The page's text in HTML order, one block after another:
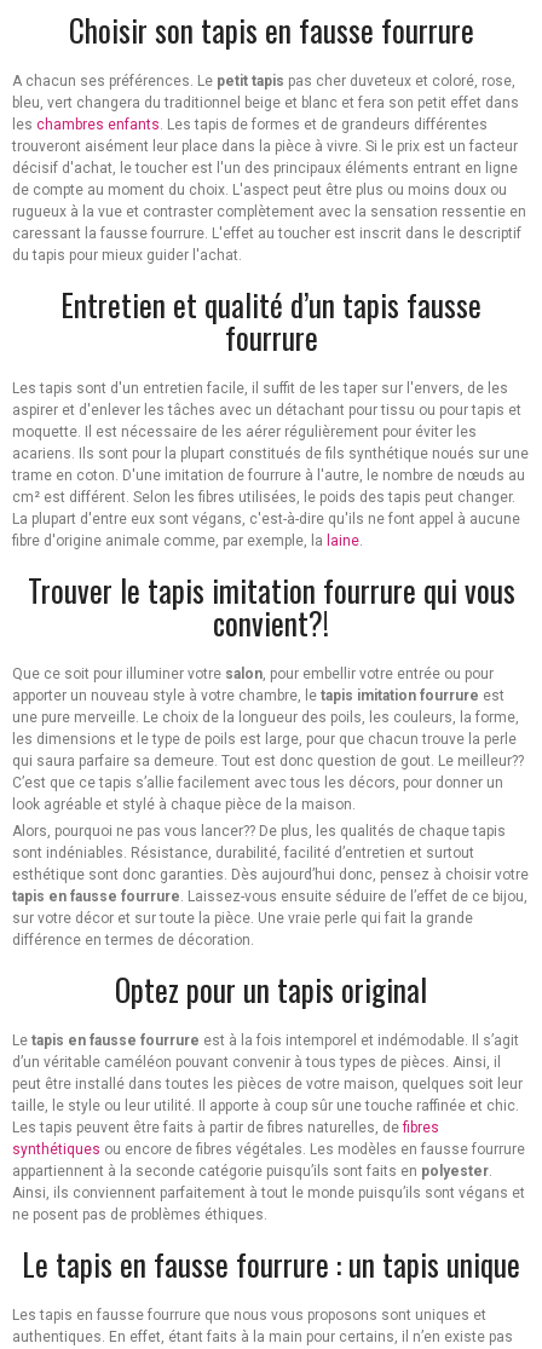
Choisir son tapis en fausse fourrure
A chacun ses préférences. Le petit tapis pas cher duveteux et coloré, rose,
bleu, vert changera du traditionnel beige et blanc et fera son petit effet dans
les chambres enfants. Les tapis de formes et de grandeurs différentes
trouveront aisément leur place dans la pièce à vivre. Si le prix est un facteur
décisif d'achat, le toucher est l'un des principaux éléments entrant en ligne
de compte au moment du choix. L'aspect peut être plus ou moins doux ou
rugueux à la vue et contraster complètement avec la sensation ressentie en
caressant la fausse fourrure. L'effet au toucher est inscrit dans le descriptif
du tapis pour mieux guider l'achat.
Entretien et qualité d’un tapis fausse
fourrure
Les tapis sont d'un entretien facile, il suffit de les taper sur l'envers, de les
aspirer et d'enlever les tâches avec un détachant pour tissu ou pour tapis et
moquette. Il est nécessaire de les aérer régulièrement pour éviter les
acariens. Ils sont pour la plupart constitués de fils synthétique noués sur une
trame en coton. D'une imitation de fourrure à l'autre, le nombre de nœuds au
cm² est différent. Selon les fibres utilisées, le poids des tapis peut changer.
La plupart d'entre eux sont végans, c'est-à-dire qu'ils ne font appel à aucune
fibre d'origine animale comme, par exemple, la laine.
Trouver le tapis imitation fourrure qui vous
convient?!
Que ce soit pour illuminer votre salon, pour embellir votre entrée ou pour
apporter un nouveau style à votre chambre, le tapis imitation fourrure est
une pure merveille. Le choix de la longueur des poils, les couleurs, la forme,
les dimensions et le type de poils est large, pour que chacun trouve la perle
qui saura parfaire sa demeure. Tout est donc question de gout. Le meilleur??
C’est que ce tapis s’allie facilement avec tous les décors, pour donner un
look agréable et stylé à chaque pièce de la maison.
Alors, pourquoi ne pas vous lancer?? De plus, les qualités de chaque tapis
sont indéniables. Résistance, durabilité, facilité d’entretien et surtout
esthétique sont donc garanties. Dès aujourd’hui donc, pensez à choisir votre
tapis en fausse fourrure. Laissez-vous ensuite séduire de l’effet de ce bijou,
sur votre décor et sur toute la pièce. Une vraie perle qui fait la grande
différence en termes de décoration.
Optez pour un tapis original
Le tapis en fausse fourrure est à la fois intemporel et indémodable. Il s’agit
d’un véritable caméléon pouvant convenir à tous types de pièces. Ainsi, il
peut être installé dans toutes les pièces de votre maison, quelques soit leur
taille, le style ou leur utilité. Il apporte à coup sûr une touche raffinée et chic.
Les tapis peuvent être faits à partir de fibres naturelles, defibres
synthétiques ou encore de fibres végétales. Les modèles en fausse fourrure
appartiennent à la seconde catégorie puisqu’ils sont faits en polyester.
Ainsi, ils conviennent parfaitement à tout le monde puisqu’ils sont végans et
ne posent pas de problèmes éthiques.
Le tapis en fausse fourrure : un tapis unique
Les tapis en fausse fourrure que nous vous proposons sont uniques et
authentiques. En effet, étant faits à la main pour certains, il n’en existe pas